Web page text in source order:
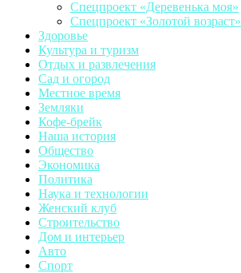
Спецпроект «Деревенька моя»
Спецпроект «Золотой возраст»
Здоровье
Культура и туризм
Отдых и развлечения
Сад и огород
Местное время
Земляки
Кофе-брейк
Наша история
Общество
Экономика
Политика
Наука и технологии
Женский клуб
Строительство
Дом и интерьер
Авто
Спорт